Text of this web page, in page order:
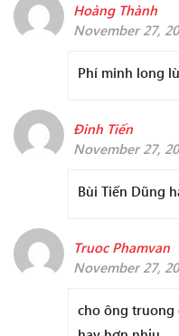
Hoàng Thành
November 27,
Phí minh long
Đinh Tiến
November 27,
Bùi Tiến Dũng
Truoc Phamvan
November 27,
cho ông truong